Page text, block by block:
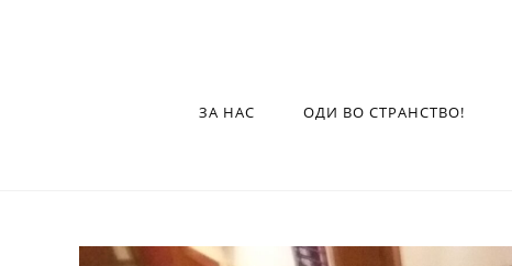
ЗА НАС ОДИ ВО СТРАНСТВО!